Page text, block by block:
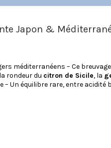
Japon &
méditerranéens – Ce
rondeur du citron de Sicile, la
– Un équilibre rare, entre acidité